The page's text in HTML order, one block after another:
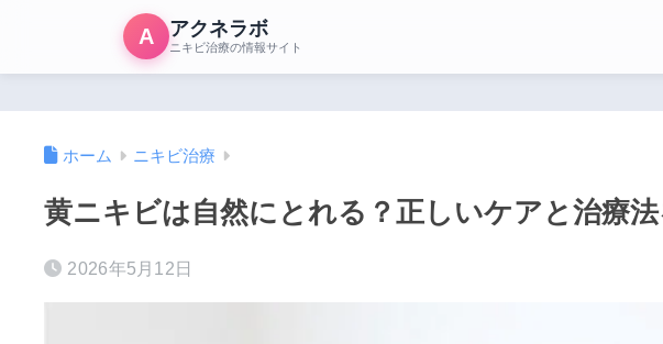
A アクネラボ
ニキビ治療の情報サイト
ホーム ニキビ治療
黄ニキビは自然にとれる？正しいケアと治療
2026年5月12日